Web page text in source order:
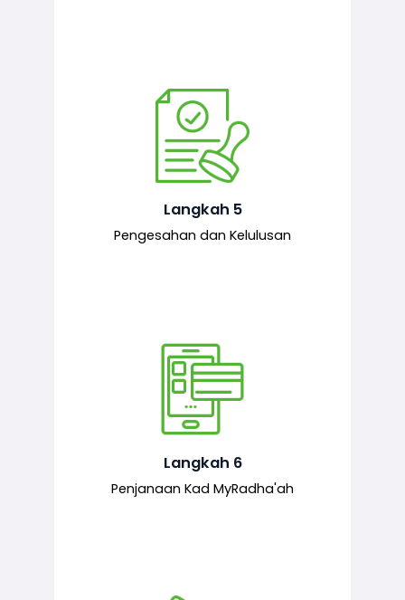
Langkah 5
Pengesahan dan Kelulusan
Pegawai pelulus menilai permohonan
dan memberi pengesahan serta
kelulusan akhir sekiranya semuanya
mematuhi syarat ditetapkan.
Langkah 6
Penjanaan Kad MyRadha'ah
Setelah permohonan diluluskan, kad
MyRadha’ah akan dijana.